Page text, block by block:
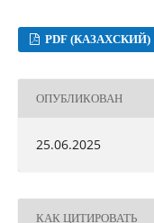
PDF (КАЗАХСКИЙ)
ОПУБЛИКОВАН
25.06.2025
КАК ЦИТИРОВАТЬ